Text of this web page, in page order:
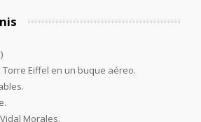
Torre Eiffel en un buque aéreo.
Morales.